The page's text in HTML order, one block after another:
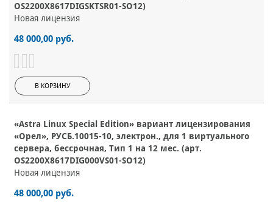
OS2200X8617DIGSKTSR01-SO12)
Новая лицензия
48 000,00 руб.
В КОРЗИНУ
«Astra Linux Special Edition» вариант лицензирования
«Орел», РУСБ.10015-10, электрон., для 1 виртуального
сервера, бессрочная, Тип 1 на 12 мес. (арт.
OS2200X8617DIG000VS01-SO12)
Новая лицензия
48 000,00 руб.